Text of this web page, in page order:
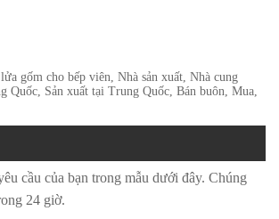
gốm cho bếp viên, Nhà sản xuất, Nhà cung
Quốc, Sản xuất tại Trung Quốc, Bán buôn, Mua,
cầu của bạn trong mẫu dưới đây. Chúng
24 giờ.